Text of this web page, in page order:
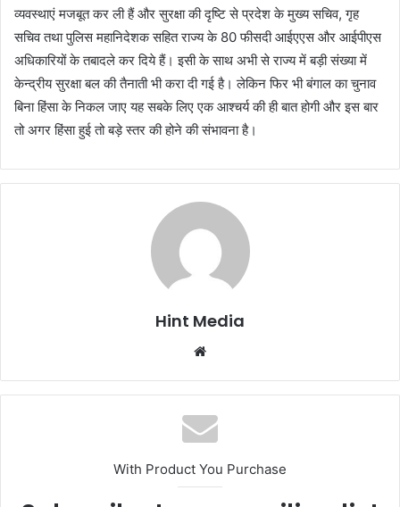
व्यवस्थाएं मजबूत कर ली हैं और सुरक्षा की दृष्टि से प्रदेश के मुख्य सचिव, गृह
सचिव तथा पुलिस महानिदेशक सहित राज्य के 80 फीसदी आईएएस और आईपीएस
अधिकारियों के तबादले कर दिये हैं। इसी के साथ अभी से राज्य में बड़ी संख्या में
केन्द्रीय सुरक्षा बल की तैनाती भी करा दी गई है। लेकिन फिर भी बंगाल का चुनाव
बिना हिंसा के निकल जाए यह सबके लिए एक आश्चर्य की ही बात होगी और इस बार
तो अगर हिंसा हुई तो बड़े स्तर की होने की संभावना है।
Hint Media
With Product You Purchase